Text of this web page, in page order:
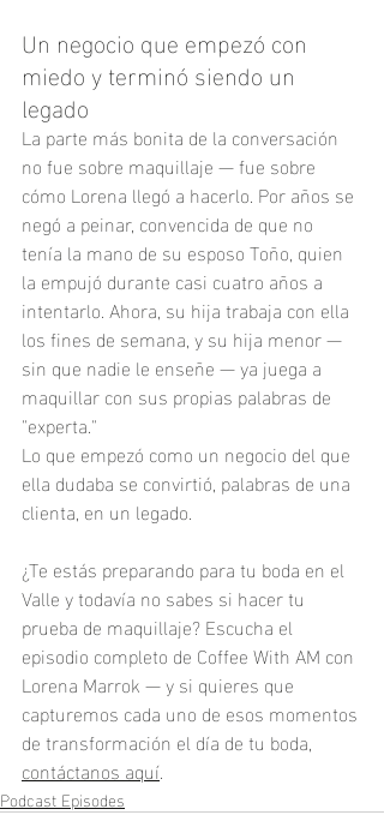
Un negocio que empezó con
miedo y terminó siendo un
legado
La parte más bonita de la conversación
no fue sobre maquillaje — fue sobre
cómo Lorena llegó a hacerlo. Por años se
negó a peinar, convencida de que no
tenía la mano de su esposo Toño, quien
la empujó durante casi cuatro años a
intentarlo. Ahora, su hija trabaja con ella
los fines de semana, y su hija menor —
sin que nadie le enseñe — ya juega a
maquillar con sus propias palabras de
"experta."
Lo que empezó como un negocio del que
ella dudaba se convirtió, palabras de una
clienta, en un legado.
¿Te estás preparando para tu boda en el
Valle y todavía no sabes si hacer tu
prueba de maquillaje? Escucha el
episodio completo de Coffee With AM con
Lorena Marrok — y si quieres que
capturemos cada uno de esos momentos
de transformación el día de tu boda,
contáctanos aquí.
Podcast Episodes